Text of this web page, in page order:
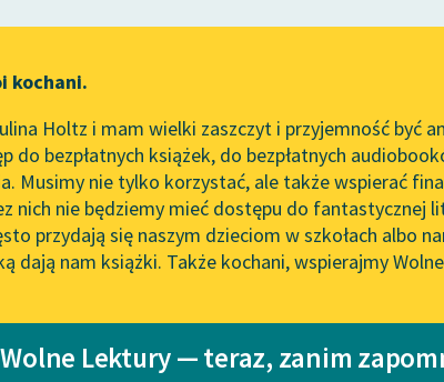
redakcyjne
do słuchania na Wolnych
Lekturach
Nowy audiobook – „Marzenie
o Oriencie” Sophie Elkan
Kolekcja Nadwyraz.com x
Wolne Lektury – idealna na
API
OAI-
Widget
Katalog
Katalog
kochani.
Holtz i mam wielki zaszczyt i przyjemność być
do bezpłatnych książek, do bezpłatnych
Musimy nie tylko korzystać, ale także wspierać
nich nie będziemy mieć dostępu do fantastycznej
przydają się naszym dzieciom w szkołach albo
dają nam książki. Także kochani, wspierajmy
Lektury — teraz, zanim
Karol Maliszewski✖